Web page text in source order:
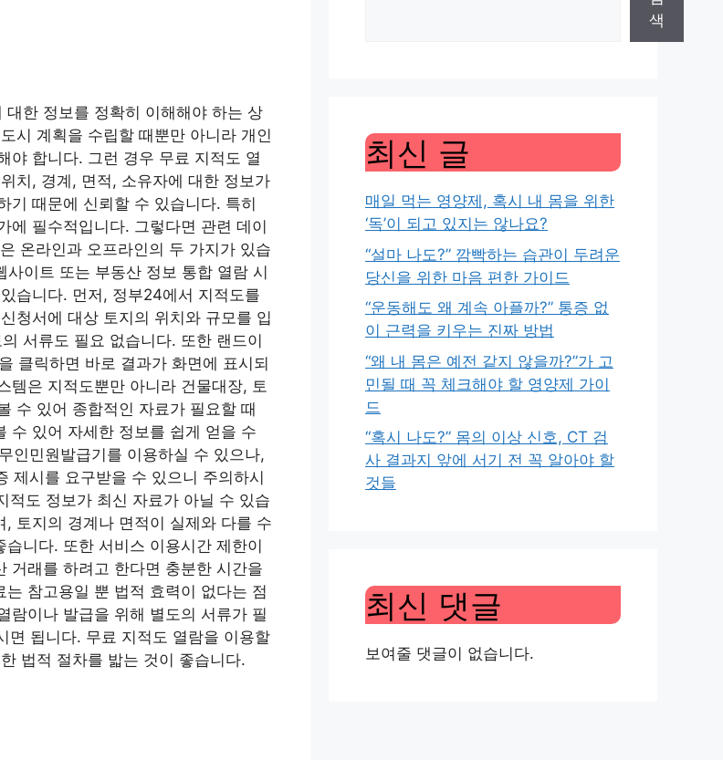
한 정보를 정확히 이해해야 하는 상
시 계획을 수립할 때뿐만 아니라 개인
야 합니다. 그런 경우 무료 지적도 열
치, 경계, 면적, 소유자에 대한 정보가
기 때문에 신뢰할 수 있습니다. 특히
에 필수적입니다. 그렇다면 관련 데이
온라인과 오프라인의 두 가지가 있습
이트 또는 부동산 정보 통합 열람 시
습니다. 먼저, 정부24에서 지적도를
청서에 대상 토지의 위치와 규모를 입
서류도 필요 없습니다. 또한 랜드이
클릭하면 바로 결과가 화면에 표시되
템은 지적도뿐만 아니라 건물대장, 토
수 있어 종합적인 자료가 필요할 때
수 있어 자세한 정보를 쉽게 얻을 수
인민원발급기를 이용하실 수 있으나,
제시를 요구받을 수 있으니 주의하시
적도 정보가 최신 자료가 아닐 수 있습
토지의 경계나 면적이 실제와 다를 수
니다. 또한 서비스 이용시간 제한이
거래를 하려고 한다면 충분한 시간을
참고용일 뿐 법적 효력이 없다는 점
람이나 발급을 위해 별도의 서류가 필
면 됩니다. 무료 지적도 열람을 이용할
법적 절차를 밟는 것이 좋습니다.
색
최신 글
매일 먹는 영양제, 혹시 내 몸을 위한
‘독’이 되고 있지는 않나요?
“설마 나도?” 깜빡하는 습관이 두려운
당신을 위한 마음 편한 가이드
“운동해도 왜 계속 아플까?” 통증 없
이 근력을 키우는 진짜 방법
“왜 내 몸은 예전 같지 않을까?”가 고
민될 때 꼭 체크해야 할 영양제 가이
드
“혹시 나도?” 몸의 이상 신호, CT 검
사 결과지 앞에 서기 전 꼭 알아야 할
것들
최신 댓글
보여줄 댓글이 없습니다.